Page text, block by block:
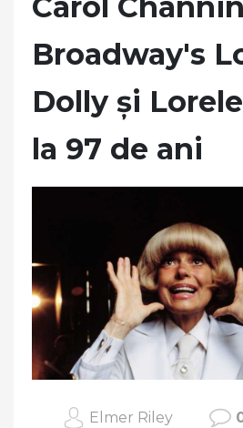
Broadway's
Dolly și
la 97 de ani
Elmer Riley